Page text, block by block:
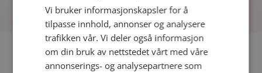
Fler single
Vi bruker informasjonskapsler for å
tilpasse innhold, annonser og analysere
trafikken vår. Vi deler også informasjon
om din bruk av nettstedet vårt med våre
annonserings- og analysepartnere som